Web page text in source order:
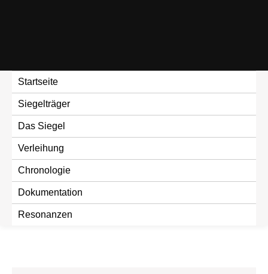
Startseite
Siegelträger
Das Siegel
Verleihung
Chronologie
Dokumentation
Resonanzen